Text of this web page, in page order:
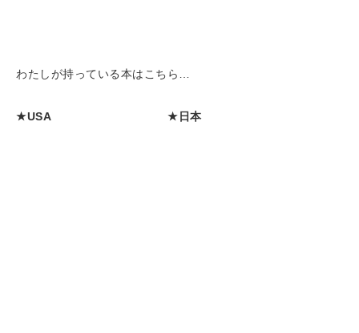
わたしが持っている本はこちら…
★USA ★日本